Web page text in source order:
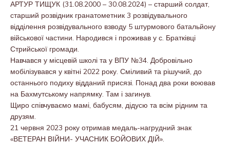
АРТУР ТИЩУК (31.08.2000 – 30.08.2024) – старший солдат,
старший розвідник гранатометник 3 розвідувального
відділення розвідувального взводу 5 штурмового батальйону
військової частини. Народився і проживав у с. Братківці
Стрийської громади.
Навчався у місцевій школі та у ВПУ №34. Добровільно
мобілізувався у квітні 2022 року. Сміливий та рішучий, до
останнього подиху відданий присязі. Понад два роки воював
на Бахмутському напрямку. Там і загинув.
Щиро співчуваємо мамі, бабусям, дідусю та всім рідним та
друзям.
21 червня 2023 року отримав медаль-нагрудний знак
«ВЕТЕРАН ВІЙНИ- УЧАСНИК БОЙОВИХ ДІЙ».